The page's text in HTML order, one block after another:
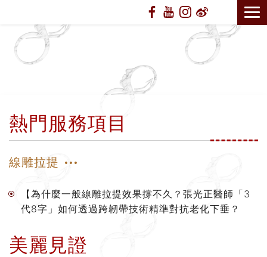
熱門服務項目
線雕拉提
【為什麼一般線雕拉提效果撐不久？張光正醫師「3
代8字」如何透過跨韌帶技術精準對抗老化下垂？
美麗見證